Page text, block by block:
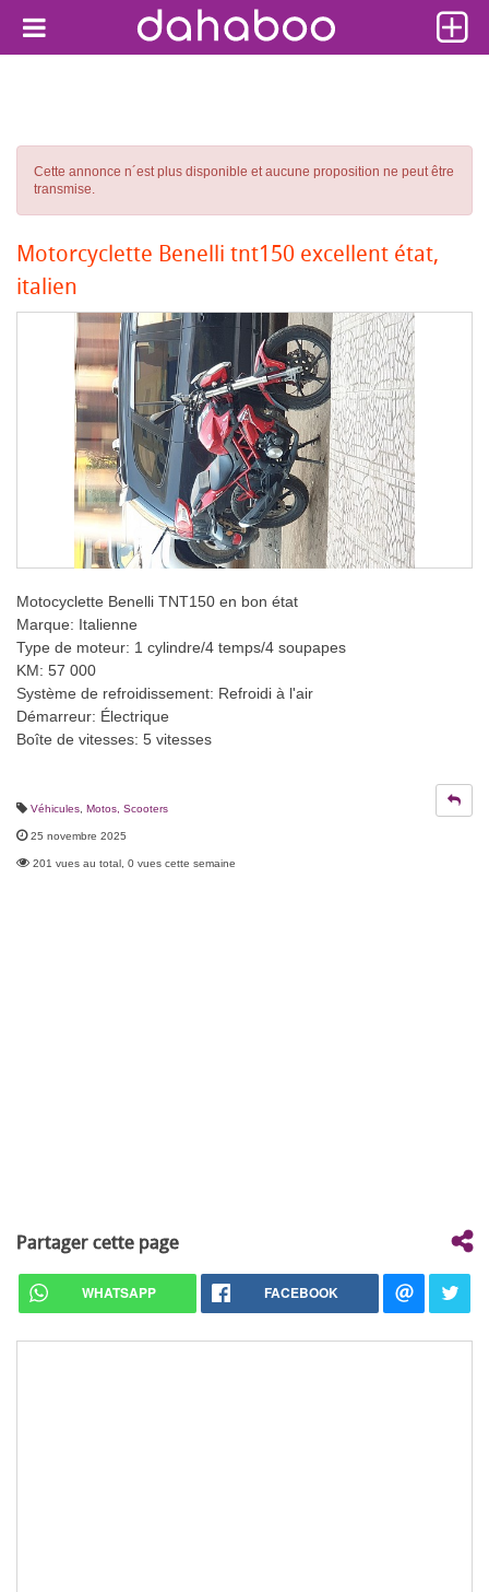
Cette annonce n´est plus disponible et aucune proposition ne peut être
transmise.
Motorcyclette Benelli tnt150 excellent état,
italien
Motocyclette Benelli TNT150 en bon état
Marque: Italienne
Type de moteur: 1 cylindre/4 temps/4 soupapes
KM: 57 000
Système de refroidissement: Refroidi à l'air
Démarreur: Électrique
Boîte de vitesses: 5 vitesses
Véhicules Motos, Scooters
25 novembre 2025
201 vues au total, 0 vues cette semaine
Partager cette page
WHATSAPP FACEBOOK